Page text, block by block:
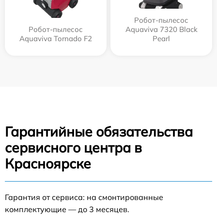
Робот-пылесос
Aquaviva Tornado F2
Робот-пылесос
Aquaviva 7320 Black
Pearl
Гарантийные обязательства
сервисного центра в
Красноярске
Гарантия от сервиса: на смонтированные
комплектующие — до 3 месяцев.